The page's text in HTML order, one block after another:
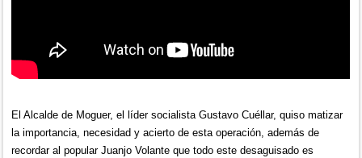
El Alcalde de Moguer, el líder socialista Gustavo Cuéllar, quiso matizar
la importancia, necesidad y acierto de esta operación, además de
recordar al popular Juanjo Volante que todo este desaguisado es